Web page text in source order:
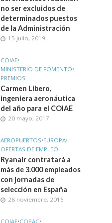
no ser excluidos de
determinados puestos
de la Administración
15 julio, 2019
COIAE•
MINISTERIO DE FOMENTO•
PREMIOS
Carmen Libero,
ingeniera aeronáutica
del año para el COIAE
20 mayo, 2017
AEROPUERTOS•EUROPA•
OFERTAS DE EMPLEO
Ryanair contratará a
más de 3.000 empleados
con jornadas de
selección en España
28 noviembre, 2016
COIAE•COPAC•